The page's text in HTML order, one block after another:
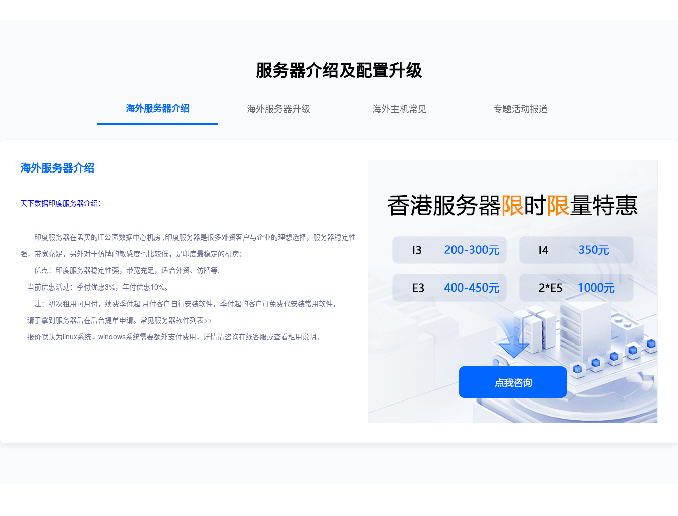
服务器介绍及配置升级
海外服务器介绍 海外服务器升级 海外主机常见 专题活动报道
海外服务器介绍
天下数据印度服务器介绍：
印度服务器在孟买的IT公园数据中心机房 ,印度服务器是很多外贸客户与企业的理想选择，服务器稳定性
强，带宽充足，另外对于仿牌的敏感度也比较低，是印度最稳定的机房;
优点：印度服务器稳定性强，带宽充足，适合外贸、仿牌等.
当前优惠活动：季付优惠3%，年付优惠10%。
注：初次租用可月付，续费季付起.月付客户自行安装软件，季付起的客户可免费代安装常用软件，
请于拿到服务器后在后台提单申请。常见服务器软件列表>>
报价默认为linux系统，windows系统需要额外支付费用，详情请咨询在线客服或查看租用说明。